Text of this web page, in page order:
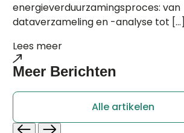
energieverduurzamingsproces: van
dataverzameling en -analyse tot […]
Lees meer
Meer Berichten
Alle artikelen